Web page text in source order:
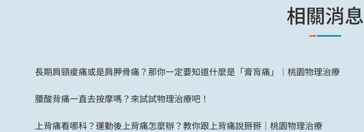
相關消息
長期肩頸痠痛或是肩胛骨痛？那你一定要知道什麼是「膏肓痛」｜桃園物理治療
腰酸背痛一直去按摩嗎？來試試物理治療吧！
上背痛看哪科？運動後上背痛怎麼辦？教你跟上背痛說掰掰｜桃園物理治療